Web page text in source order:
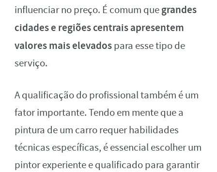
influenciar no preço. É comum quegrandes
cidades e regiões centrais apresentem
valores mais elevadospara esse tipo de
serviço.
A qualificação do profissional também é um
fator importante. Tendo em mente que a
pintura de um carro requer habilidades
técnicas específicas, é essencial escolher um
pintor experiente e qualificado para garantir